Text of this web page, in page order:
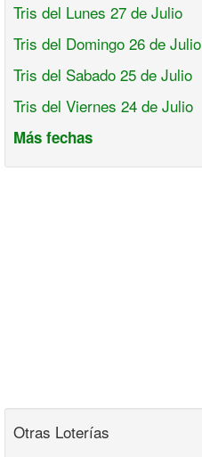
Tris del Lunes 27 de Julio
Tris del Domingo 26 de Julio
Tris del Sabado 25 de Julio
Tris del Viernes 24 de Julio
Más fechas
Otras Loterías